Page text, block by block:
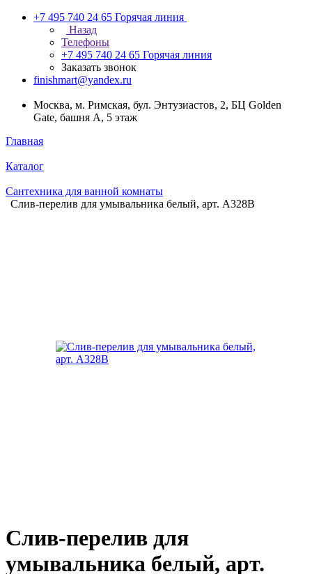
+7 495 740 24 65 Горячая линия
Назад
Телефоны
+7 495 740 24 65 Горячая линия
Заказать звонок
finishmart@yandex.ru
Москва, м. Римская, бул. Энтузиастов, 2, БЦ Golden
Gate, башня А, 5 этаж
Главная
Каталог
Сантехника для ванной комнаты
Слив-перелив для умывальника белый, арт. A328B
Слив-перелив для
умывальника белый, арт.